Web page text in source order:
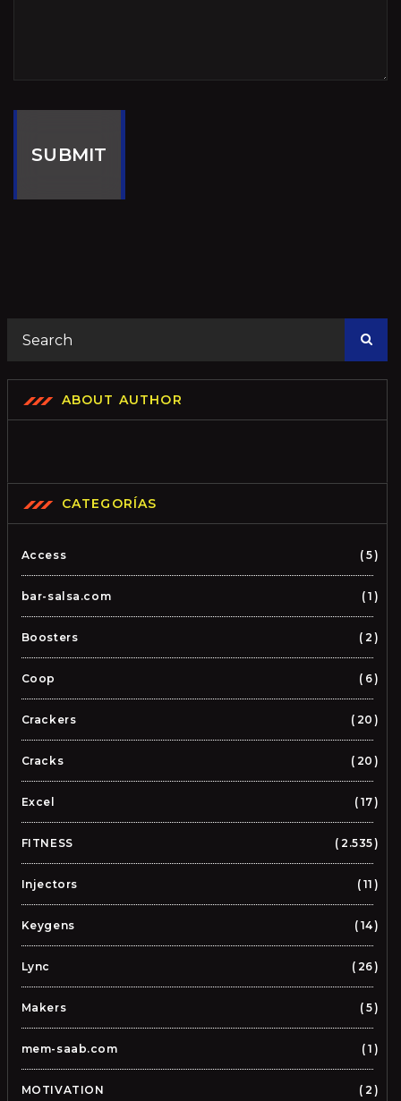
SUBMIT
ABOUT AUTHOR
CATEGORÍAS
Access 5
bar-salsa.com 1
Boosters 2
Coop 6
Crackers 20
Cracks 20
Excel 17
FITNESS 2.535
Injectors 11
Keygens 14
Lync 26
Makers 5
mem-saab.com 1
MOTIVATION 2